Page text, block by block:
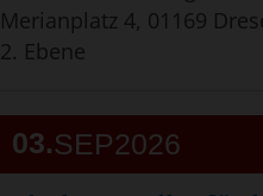
Merianplatz 4, 01169
2. Ebene
03 SEP2026